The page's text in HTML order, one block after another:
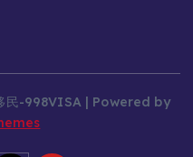
民-998VISA | Powered by